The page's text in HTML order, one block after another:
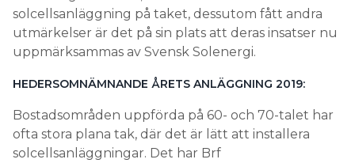
solcellsanläggning på taket, dessutom fått andra
utmärkelser är det på sin plats att deras insatser nu
uppmärksammas av Svensk Solenergi.
HEDERSOMNÄMNANDE ÅRETS ANLÄGGNING 2019:
Bostadsområden uppförda på 60- och 70-talet har
ofta stora plana tak, där det är lätt att installera
solcellsanläggningar. Det har Brf